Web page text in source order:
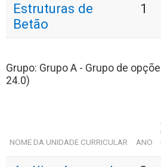
Estruturas de
Betão
1
Grupo: Grupo A - Grupo de
24.0)
NOME DA UNIDADE CURRICULAR ANO